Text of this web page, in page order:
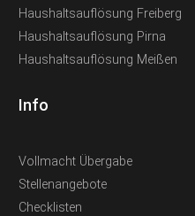
Haushaltsauflösung Freiberg
Haushaltsauflösung Pirna
Haushaltsauflösung Meißen
Info
Vollmacht Übergabe
Stellenangebote
Checklisten